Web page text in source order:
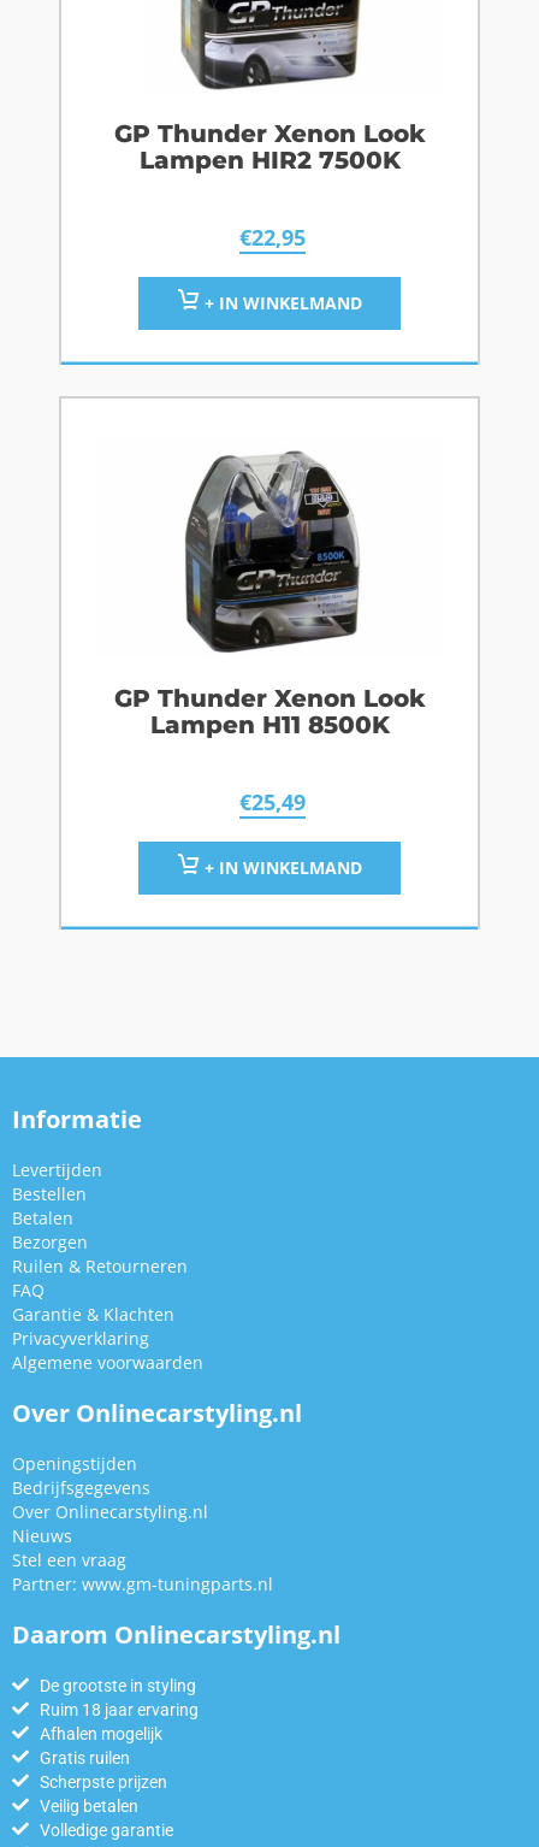
GP Thunder Xenon Look
Lampen HIR2 7500K
€22,95
+ IN WINKELMAND
GP Thunder Xenon Look
Lampen H11 8500K
€25,49
+ IN WINKELMAND
Informatie
Levertijden
Bestellen
Betalen
Bezorgen
Ruilen & Retourneren
FAQ
Garantie & Klachten
Privacyverklaring
Algemene voorwaarden
Over Onlinecarstyling.nl
Openingstijden
Bedrijfsgegevens
Over Onlinecarstyling.nl
Nieuws
Stel een vraag
Partner: www.gm-tuningparts.nl
Daarom Onlinecarstyling.nl
De grootste in styling
Ruim 18 jaar ervaring
Afhalen mogelijk
Gratis ruilen
Scherpste prijzen
Veilig betalen
Volledige garantie